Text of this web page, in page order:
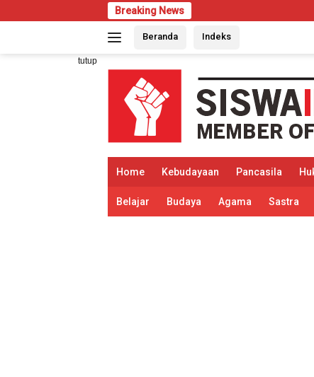
ke
Breaking News Perubahan di
Beranda Indeks
tutup
Home Kebudayaan Pancasila
Belajar Budaya Agama Sastra